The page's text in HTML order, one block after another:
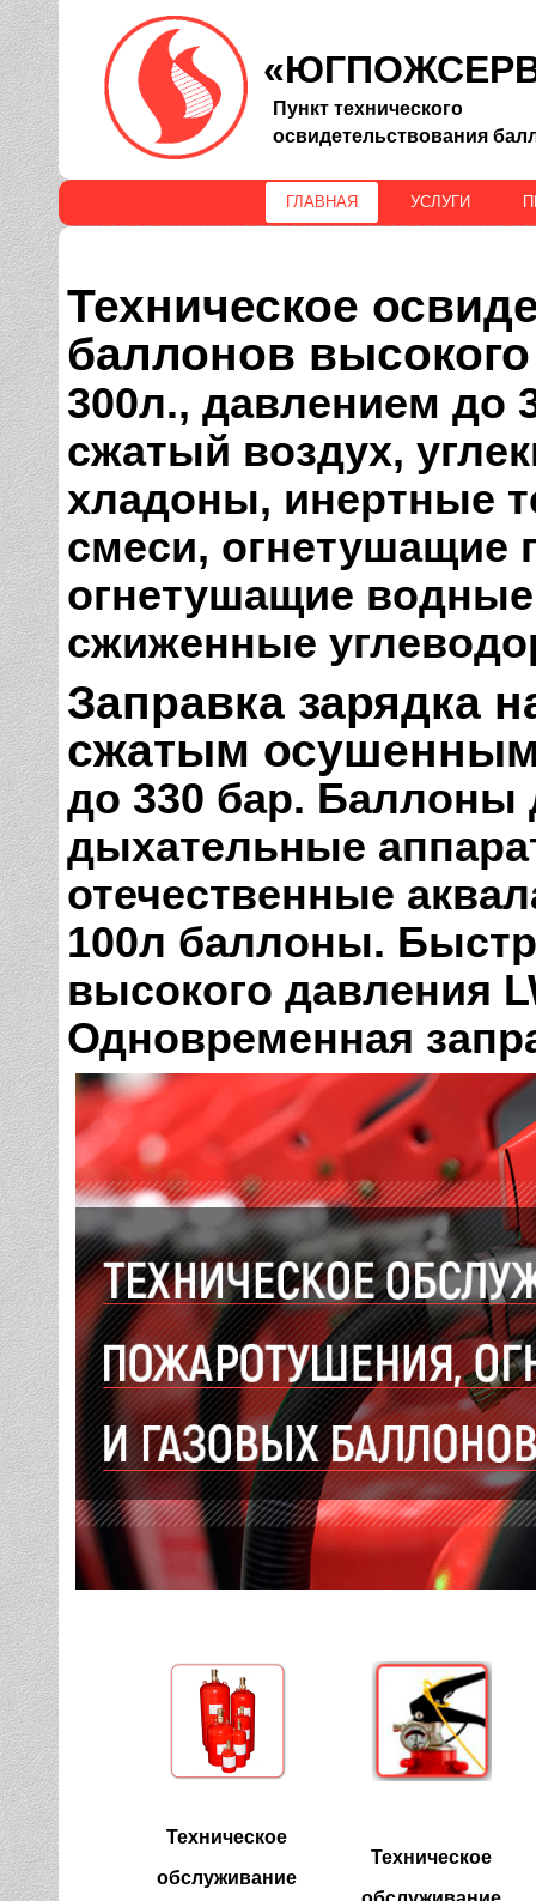
Пункт технического
освидетельствования
ГЛАВНАЯ УСЛУГИ
Техническое
баллонов
300л., давлением до
сжатый воздух,
хладоны, инертные
смеси, огнетушащие
огнетушащие
сжиженные
Заправка зарядка
сжатым
до 330 бар. Баллоны
дыхательные
отечественные
100л баллоны.
высокого давления
Одновременная
Техническое
обслуживание
Техническое